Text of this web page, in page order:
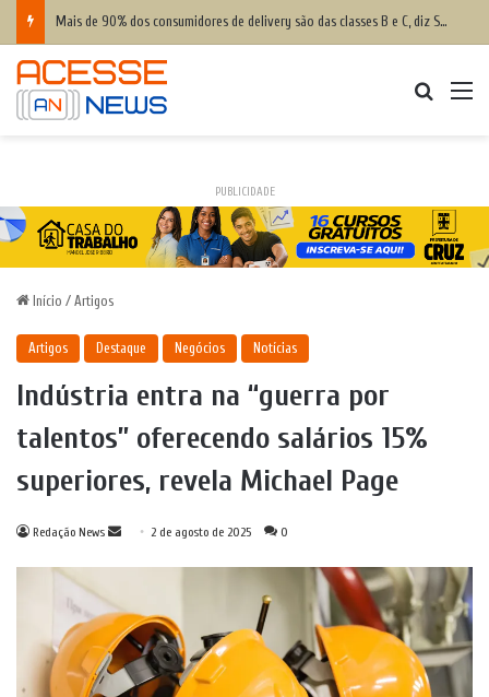
Mais de 90% dos consumidores de delivery são das classes B e C, diz Serasa
PUBLICIDADE
Início / Artigos
Artigos Destaque Negócios Notícias
Indústria entra na “guerra por
talentos” oferecendo salários 15%
superiores, revela Michael Page
Redação News
Mande
mail
2 de agosto de 2025 0